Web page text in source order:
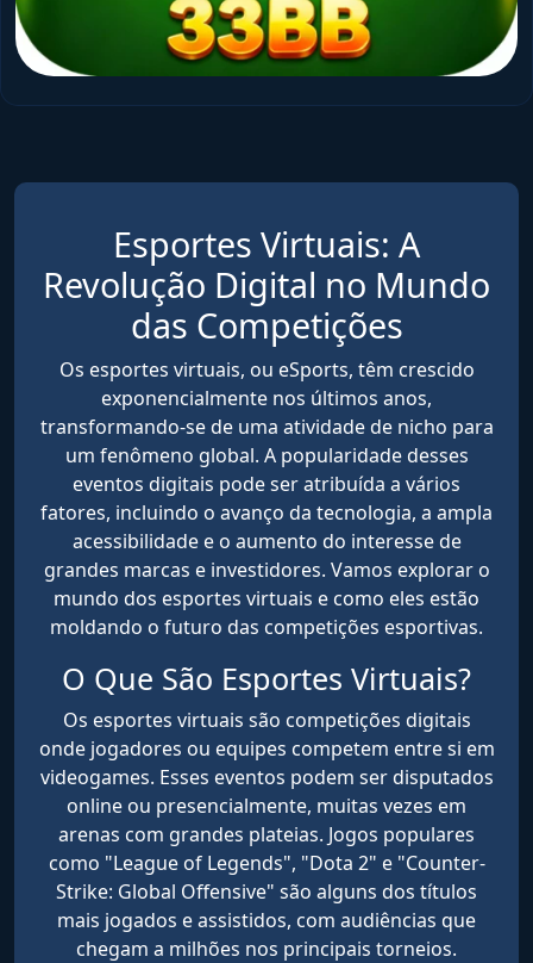
Esportes Virtuais: A
Revolução Digital no Mundo
das Competições
Os esportes virtuais, ou eSports, têm crescido
exponencialmente nos últimos anos,
transformando-se de uma atividade de nicho para
um fenômeno global. A popularidade desses
eventos digitais pode ser atribuída a vários
fatores, incluindo o avanço da tecnologia, a ampla
acessibilidade e o aumento do interesse de
grandes marcas e investidores. Vamos explorar o
mundo dos esportes virtuais e como eles estão
moldando o futuro das competições esportivas.
O Que São Esportes Virtuais?
Os esportes virtuais são competições digitais
onde jogadores ou equipes competem entre si em
videogames. Esses eventos podem ser disputados
online ou presencialmente, muitas vezes em
arenas com grandes plateias. Jogos populares
como "League of Legends", "Dota 2" e "Counter-
Strike: Global Offensive" são alguns dos títulos
mais jogados e assistidos, com audiências que
chegam a milhões nos principais torneios.